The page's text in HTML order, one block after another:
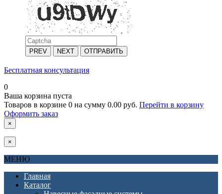
PREV NEXT ОТПРАВИТЬ
Бесплатная консультация
0
Ваша корзина пуста
Товаров в корзине 0 на сумму 0.00 руб. Перейти в корзину
Оформить заказ
×
×
МЕНЮ
Главная
Каталог